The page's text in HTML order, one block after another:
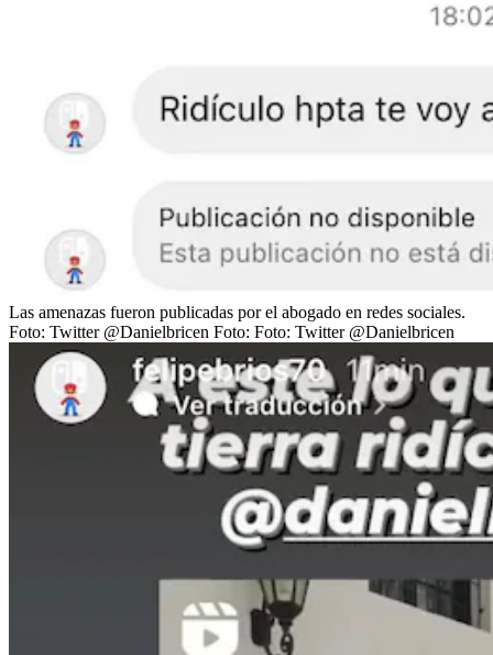
Las amenazas fueron publicadas por el abogado en redes sociales.
Foto: Twitter @Danielbricen Foto: Foto: Twitter @Danielbricen